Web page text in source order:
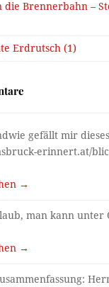
Brennerbahn –
Erdrutsch (1)
gefällt mir
erinnert.at/
→
man kann unter
→